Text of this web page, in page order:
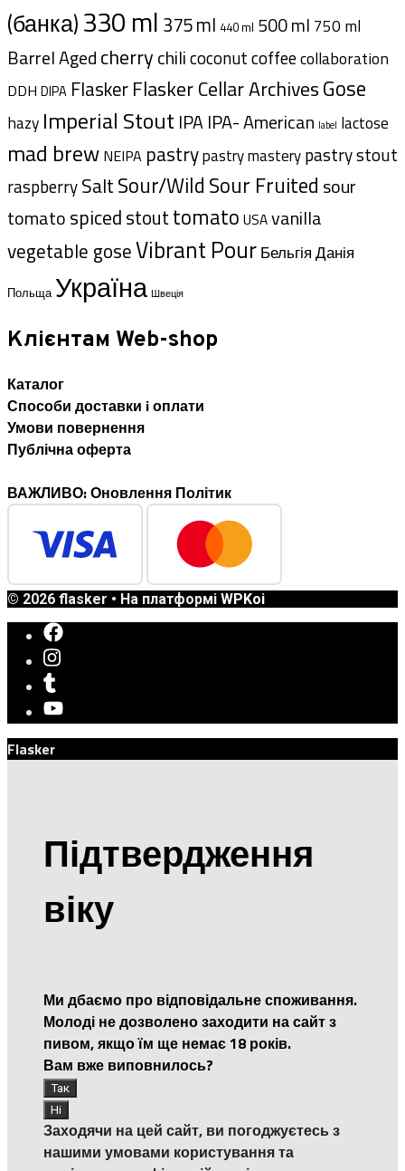
(банка)330 ml 375 ml 440 ml 500 ml 750 ml
Barrel Agedcherrychilicoconutcoffeecollaboration
DDH DIPA FlaskerFlasker Cellar ArchivesGose
hazy Imperial Stout IPA IPA- American label lactose
mad brew NEIPA pastrypastry masterypastry stout
raspberrySaltSour/Wild Sour Fruited sour
tomatospicedstouttomato USAvanilla
vegetable goseVibrant PourБельгіяДанія
Польща Україна Швеція
Клієнтам Web-shop
Каталог
Способи доставки i оплати
Умови повернення
Публічна оферта
ВАЖЛИВО: Оновлення Політик
© 2026 flasker • На платформі WPKoi
Flasker
Підтвердження
віку
Ми дбаємо про відповідальне споживання.
Молоді не дозволено заходити на сайт з
пивом, якщо їм ще немає 18 років.
Вам вже виповнилось?
Заходячи на цей сайт, ви погоджуєтесь з
нашими умовами користування та